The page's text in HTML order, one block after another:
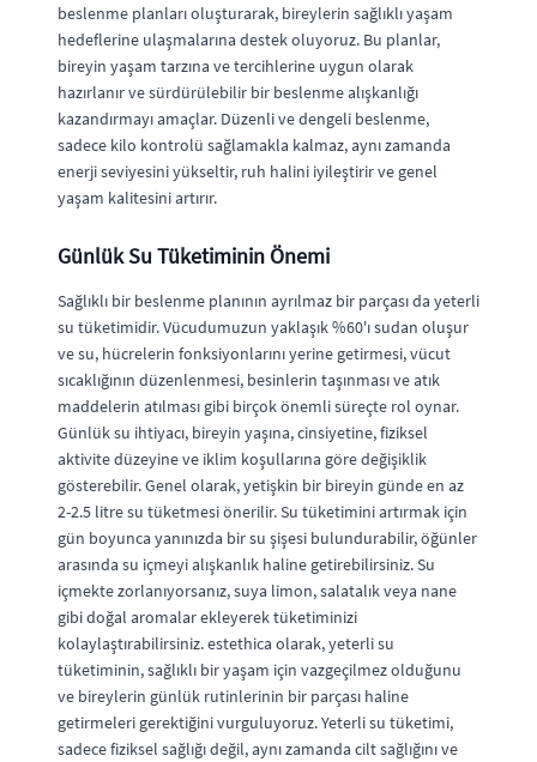
beslenme planları oluşturarak, bireylerin sağlıklı yaşam
hedeflerine ulaşmalarına destek oluyoruz. Bu planlar,
bireyin yaşam tarzına ve tercihlerine uygun olarak
hazırlanır ve sürdürülebilir bir beslenme alışkanlığı
kazandırmayı amaçlar. Düzenli ve dengeli beslenme,
sadece kilo kontrolü sağlamakla kalmaz, aynı zamanda
enerji seviyesini yükseltir, ruh halini iyileştirir ve genel
yaşam kalitesini artırır.
Günlük Su Tüketiminin Önemi
Sağlıklı bir beslenme planının ayrılmaz bir parçası da yeterli
su tüketimidir. Vücudumuzun yaklaşık %60'ı sudan oluşur
ve su, hücrelerin fonksiyonlarını yerine getirmesi, vücut
sıcaklığının düzenlenmesi, besinlerin taşınması ve atık
maddelerin atılması gibi birçok önemli süreçte rol oynar.
Günlük su ihtiyacı, bireyin yaşına, cinsiyetine, fiziksel
aktivite düzeyine ve iklim koşullarına göre değişiklik
gösterebilir. Genel olarak, yetişkin bir bireyin günde en az
2-2.5 litre su tüketmesi önerilir. Su tüketimini artırmak için
gün boyunca yanınızda bir su şişesi bulundurabilir, öğünler
arasında su içmeyi alışkanlık haline getirebilirsiniz. Su
içmekte zorlanıyorsanız, suya limon, salatalık veya nane
gibi doğal aromalar ekleyerek tüketiminizi
kolaylaştırabilirsiniz. estethica olarak, yeterli su
tüketiminin, sağlıklı bir yaşam için vazgeçilmez olduğunu
ve bireylerin günlük rutinlerinin bir parçası haline
getirmeleri gerektiğini vurguluyoruz. Yeterli su tüketimi,
sadece fiziksel sağlığı değil, aynı zamanda cilt sağlığını ve